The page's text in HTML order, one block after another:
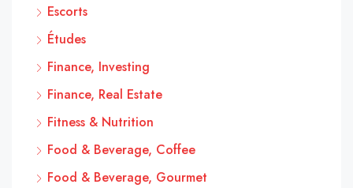
Escorts
Études
Finance, Investing
Finance, Real Estate
Fitness & Nutrition
Food & Beverage, Coffee
Food & Beverage, Gourmet